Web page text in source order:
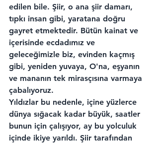
edilen bile. Şiir, o ana şiir damarı,
tıpkı insan gibi, yaratana doğru
gayret etmektedir. Bütün kainat ve
içerisinde ecdadımız ve
geleceğimizle biz, evinden kaçmış
gibi, yeniden yuvaya, O'na, eşyanın
ve mananın tek mirasçısına varmaya
çabalıyoruz.
Yıldızlar bu nedenle, içine yüzlerce
dünya sığacak kadar büyük, saatler
bunun için çalışıyor, ay bu yolculuk
içinde ikiye yarıldı. Şiir tarafından